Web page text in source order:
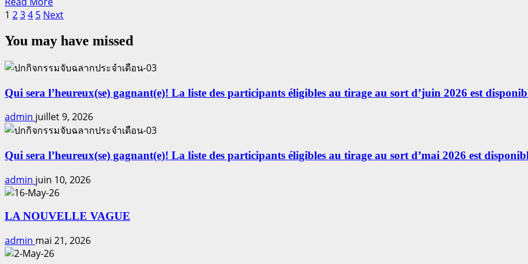
more
Ep.7-
ce
4Tree
Pagination
publications
1 234 5 Next
You may have missed
Qui sera l’heureux(se) gagnant(e)! La liste des participants éligibles au tirage au sort d’juin 2026 est
admin juillet 9, 2026
Qui sera l’heureux(se) gagnant(e)! La liste des participants éligibles au tirage au sort d’mai 2026 est
admin juin 10, 2026
LA NOUVELLE VAGUE
admin mai 21, 2026